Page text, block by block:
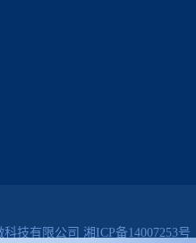
技有限公司 湘ICP备14007253号